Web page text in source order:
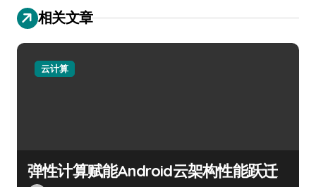
相关文章
云计算
弹性计算赋能Android云架构性能跃迁